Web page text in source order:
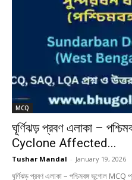
MCQ
ঘূর্ণিঝড় প্রবণ এলাকা –
Cyclone Affected...
Tushar Mandal - January 19, 2026
ঘূর্ণিঝড় প্রবণ এলাকা – পশ্চিমবঙ্গ ভূগোল